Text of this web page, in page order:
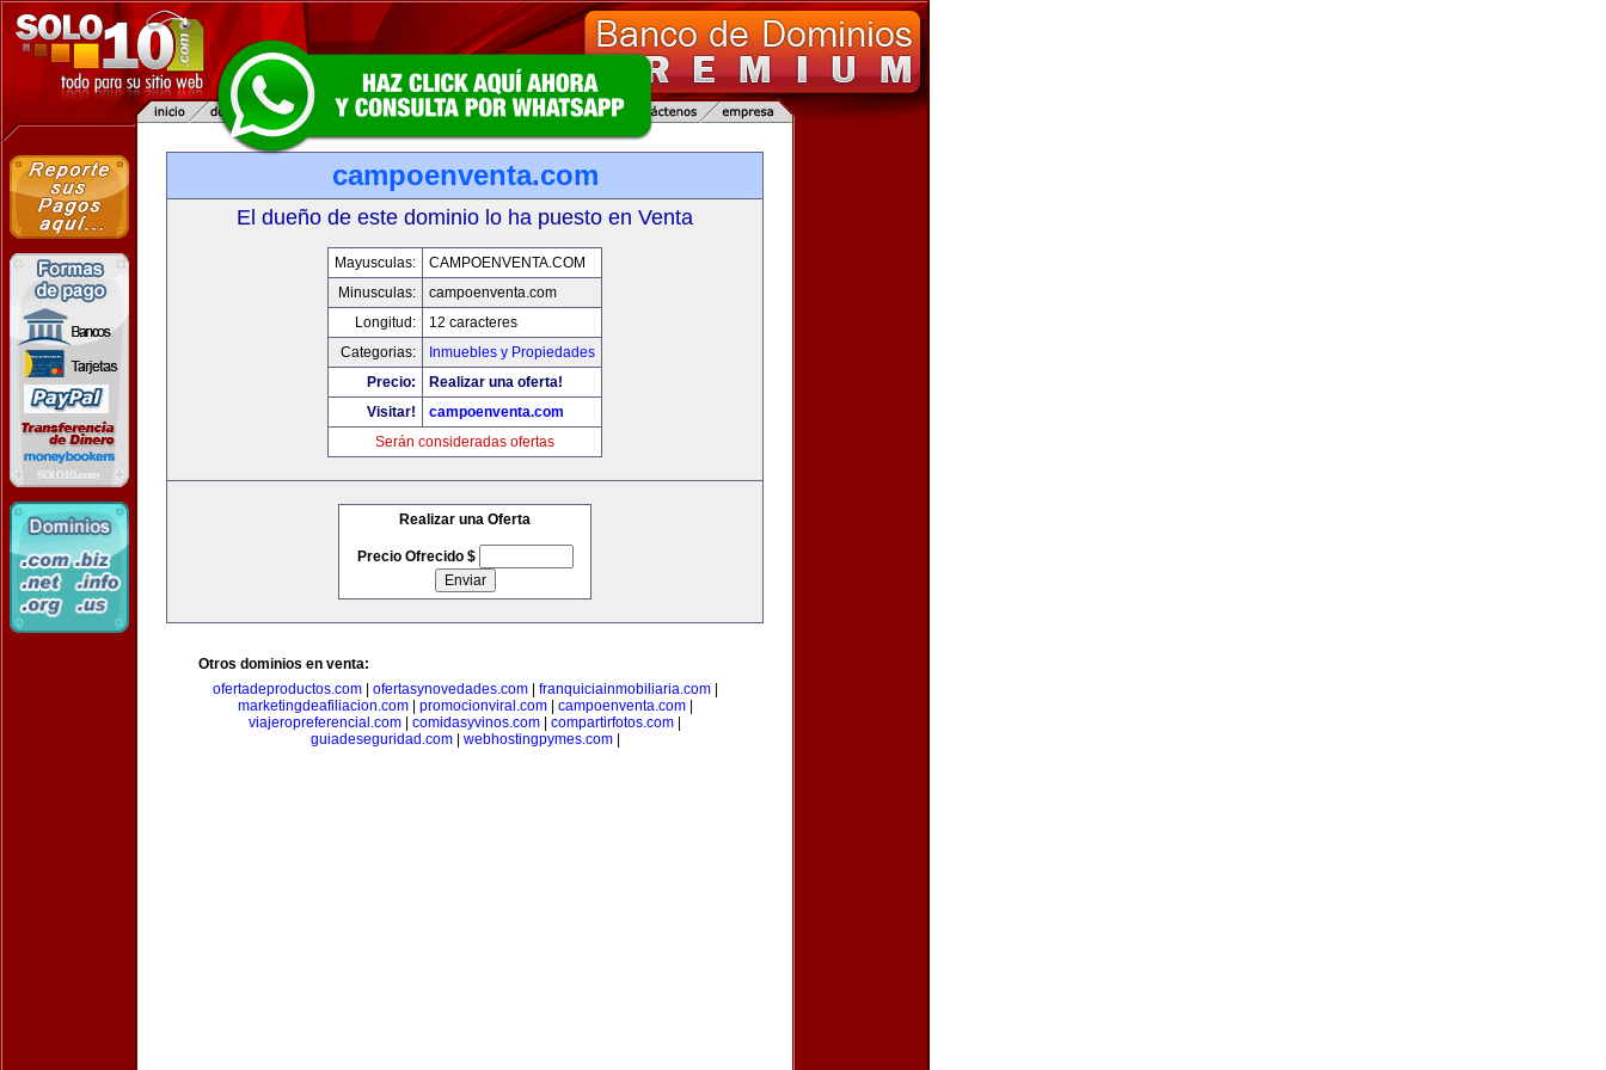
campoenventa.com
El dueño de este dominio lo ha puesto en Venta
Mayusculas:
CAMPOENVENTA.COM
Minusculas:
campoenventa.com
Longitud:
12 caracteres
Categorias:
Inmuebles y Propiedades
Precio:
Realizar una oferta!
Visitar!
campoenventa.com
Serán consideradas ofertas
Realizar una Oferta
Precio Ofrecido $
Otros dominios en venta:
ofertadeproductos.com| ofertasynovedades.com| franquiciainmobiliaria.com|
marketingdeafiliacion.com| promocionviral.com| campoenventa.com|
viajeropreferencial.com
comidasyvinos.com compartirfotos.com
guiadeseguridad.com| webhostingpymes.com|